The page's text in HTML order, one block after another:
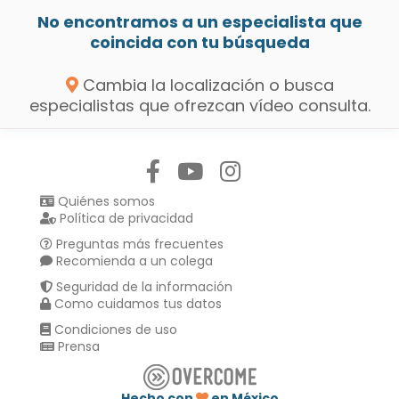
No encontramos a un especialista que
coincida con tu búsqueda
Cambia la localización o busca
especialistas que ofrezcan vídeo consulta.
Quiénes somos
Política de privacidad
Preguntas más frecuentes
Recomienda a un colega
Seguridad de la información
Como cuidamos tus datos
Condiciones de uso
Prensa